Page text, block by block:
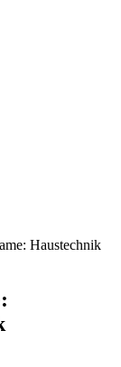
Haustechnik